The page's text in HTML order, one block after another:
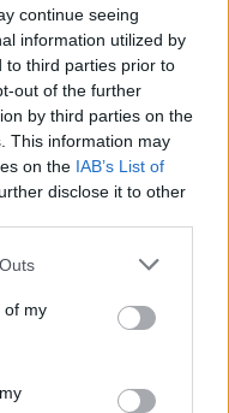
continue seeing
information utilized by
to third parties prior to
out of the further
by third parties on the
This information may
on the IAB’s List of
disclose it to other
of my
3
CANALES TV
53,19%
RIVALES